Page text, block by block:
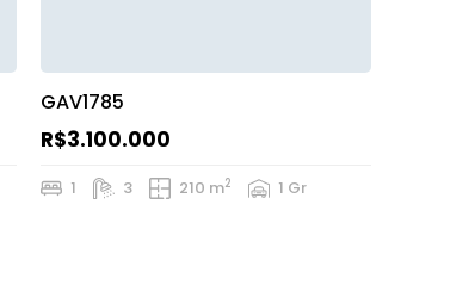
GAV1785
R$3.100.000
1 3 210 m2 1 Gr